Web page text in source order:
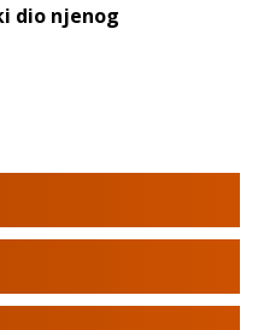
dio njenog